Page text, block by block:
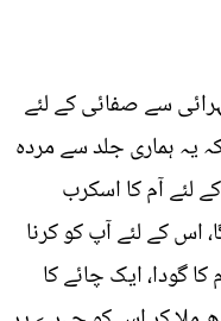
سے صفائی کے لئے
یہ ہماری جلد سے مردہ
لئے آم کا اسکرب
اس کے لئے آپ کو کرنا
گودا، ایک چائے کا